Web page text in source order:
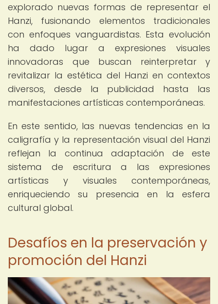
explorado nuevas formas de representar el
Hanzi, fusionando elementos tradicionales
con enfoques vanguardistas. Esta evolución
ha dado lugar a expresiones visuales
innovadoras que buscan reinterpretar y
revitalizar la estética del Hanzi en contextos
diversos, desde la publicidad hasta las
manifestaciones artísticas contemporáneas.
En este sentido, las nuevas tendencias en la
caligrafía y la representación visual del Hanzi
reflejan la continua adaptación de este
sistema de escritura a las expresiones
artísticas y visuales contemporáneas,
enriqueciendo su presencia en la esfera
cultural global.
Desafíos en la preservación y
promoción del Hanzi